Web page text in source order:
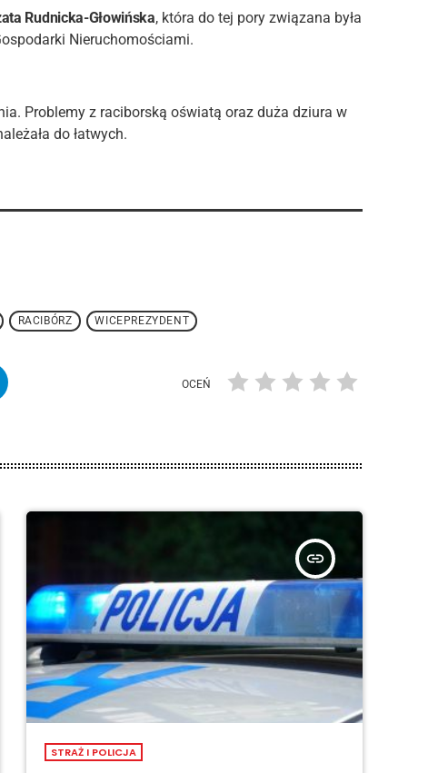
Rudnicka-Głowińska, która do tej pory związana była
Nieruchomościami.
Problemy z raciborską oświatą oraz duża dziura w
do łatwych.
RACIBÓRZ WICEPREZYDENT
OCEŃ
insert_link
STRAŻ I POLICJA